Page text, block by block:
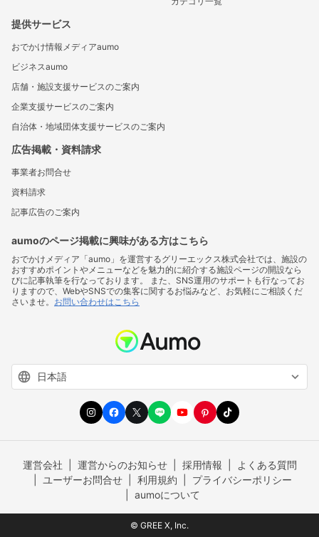
提供サービス
おでかけ情報メディアaumo
ビジネスaumo
店舗・施設支援サービスのご案内
企業支援サービスのご案内
自治体・地域団体支援サービスのご案内
広告掲載・資料請求
事業者お問合せ
資料請求
記事広告のご案内
aumoのページ掲載に興味がある方はこちら
おでかけメディア「aumo」を運営するグリーエックス株式会社では、施設の
おすすめポイントやメニューなどを魅力的に紹介する施設ページの開設なら
びに記事執筆を行なっております。 また、SNS運用のサポートも行なってお
りますので、WebやSNSでの集客に関するお悩みなど、お気軽にご相談くだ
さいませ。 お問い合わせはこちら
運営会社 運営からのお知らせ 採用情報
よくある質問
ユーザーお問合せ
利用規約
プライバシーポリシー
aumoについて
© GREE X, Inc.